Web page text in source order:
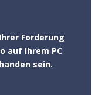
Forderung
auf Ihrem PC
sein.